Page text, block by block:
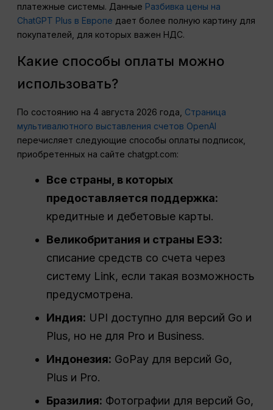
платежные системы. Данные Разбивка цены на
ChatGPT Plus в Европе дает более полную картину для
покупателей, для которых важен НДС.
Какие способы оплаты можно
использовать?
По состоянию на 4 августа 2026 года, Страница
мультивалютного выставления счетов OpenAI
перечисляет следующие способы оплаты подписок,
приобретенных на сайте chatgpt.com:
Все страны, в которых
предоставляется поддержка:
кредитные и дебетовые карты.
Великобритания и страны ЕЭЗ:
списание средств со счета через
систему Link, если такая возможность
предусмотрена.
Индия: UPI доступно для версий Go и
Plus, но не для Pro и Business.
Индонезия: GoPay для версий Go,
Plus и Pro.
Бразилия: Фотографии для версий Go,